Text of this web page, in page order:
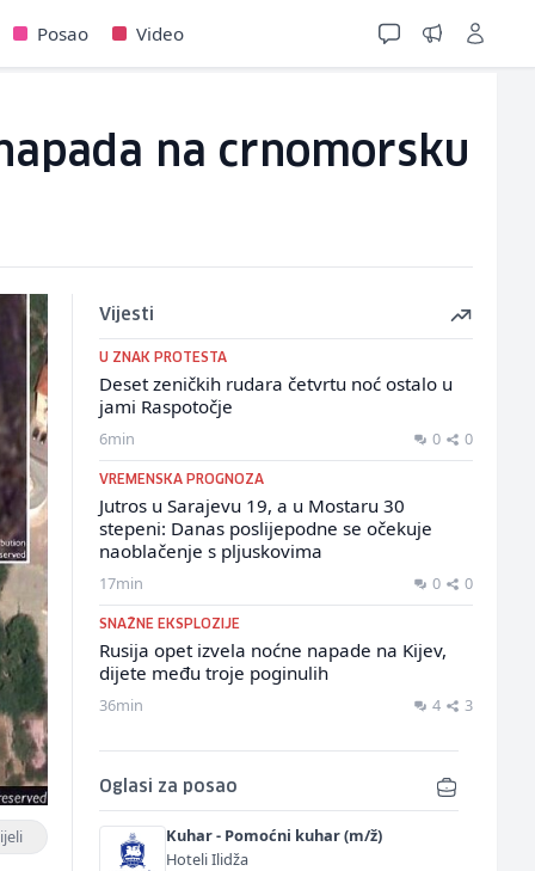
Posao Video
na crnomorsku
Vijesti
U ZNAK PROTESTA
Deset zeničkih rudara četvrtu noć ostalo u
jami Raspotočje
6min 0 0
VREMENSKA PROGNOZA
Jutros u Sarajevu 19, a u Mostaru 30
stepeni: Danas poslijepodne se očekuje
naoblačenje s pljuskovima
17min 0 0
SNAŽNE EKSPLOZIJE
Rusija opet izvela noćne napade na Kijev,
dijete među troje poginulih
36min 4 3
Oglasi za posao
Kuhar - Pomoćni kuhar (m/ž)
Hoteli Ilidža